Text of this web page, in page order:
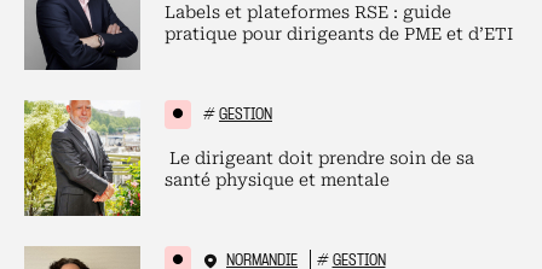
Labels et plateformes RSE : guide
pratique pour dirigeants de PME et d’ETI
# GESTION
Le dirigeant doit prendre soin de sa
santé physique et mentale
NORMANDIE # GESTION